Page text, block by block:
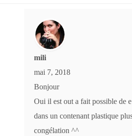
mili
mai 7, 2018
Bonjour
Oui il est out a fait possible de
dans un contenant plastique
congélation ^^